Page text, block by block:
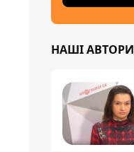
НАШІ АВТОРИ